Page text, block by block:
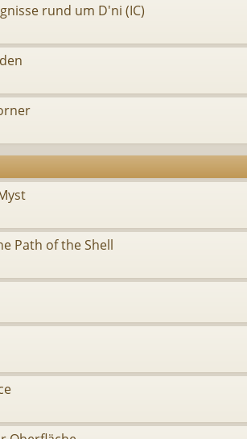
rund um D'ni (IC)
Path of the Shell